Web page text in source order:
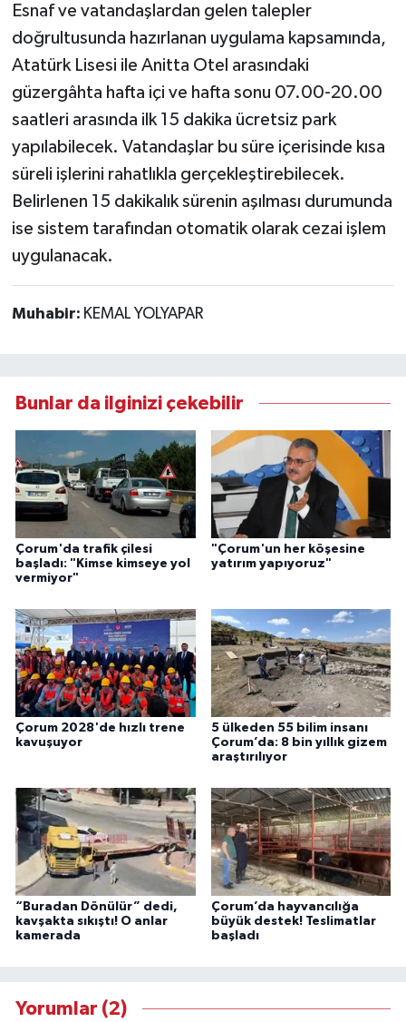
Esnaf ve vatandaşlardan gelen talepler
doğrultusunda hazırlanan uygulama kapsamında,
Atatürk Lisesi ile Anitta Otel arasındaki
güzergâhta hafta içi ve hafta sonu 07.00-20.00
saatleri arasında ilk 15 dakika ücretsiz park
yapılabilecek. Vatandaşlar bu süre içerisinde kısa
süreli işlerini rahatlıkla gerçekleştirebilecek.
Belirlenen 15 dakikalık sürenin aşılması durumunda
ise sistem tarafından otomatik olarak cezai işlem
uygulanacak.
Muhabir: KEMAL YOLYAPAR
Bunlar da ilginizi çekebilir
Çorum'da trafik çilesi
başladı: "Kimse kimseye yol
vermiyor"
"Çorum'un her köşesine
yatırım yapıyoruz"
Çorum 2028'de hızlı trene
kavuşuyor
5 ülkeden 55 bilim insanı
Çorum’da: 8 bin yıllık gizem
araştırılıyor
“Buradan Dönülür” dedi,
kavşakta sıkıştı! O anlar
kamerada
Çorum’da hayvancılığa
büyük destek! Teslimatlar
başladı
Yorumlar (2)